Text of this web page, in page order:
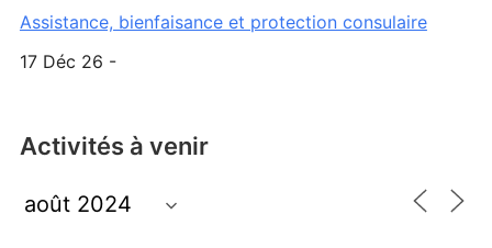
Assistance, bienfaisance et protection consulaire
17 Déc 26 -
Activités à venir